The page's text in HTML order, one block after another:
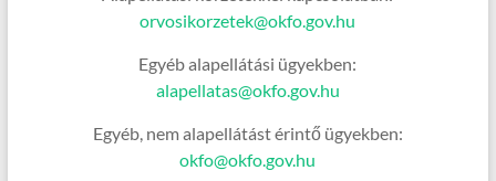
orvosikorzetek@okfo.gov.hu
Egyéb alapellátási ügyekben:
alapellatas@okfo.gov.hu
Egyéb, nem alapellátást érintő ügyekben:
okfo@okfo.gov.hu